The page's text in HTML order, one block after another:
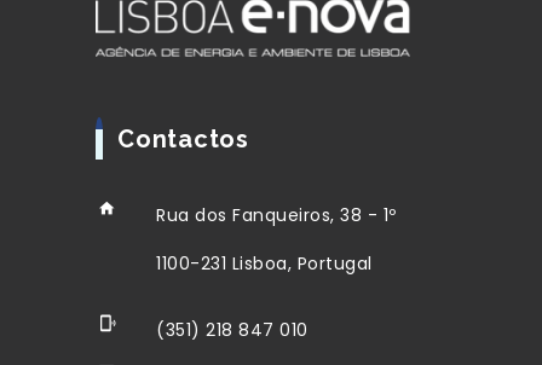
Contactos
Rua dos Fanqueiros, 38 - 1º
1100-231 Lisboa, Portugal
(351) 218 847 010